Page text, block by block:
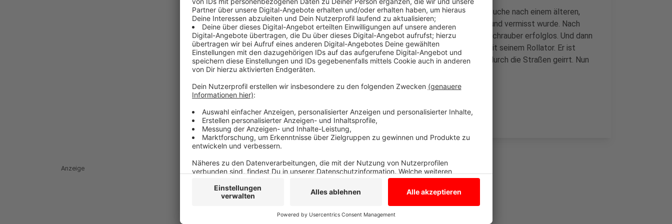
Die Polizei war mit dem Hubschrauber nach Mitternacht auf der Suche nach einem älteren,
dementen Mann, der aus einem Seniorenheim verschwunden war und vermisst wurde. Nach
einiger Zeit beendeten die Einsatzkräfte die Suche mit dem Hubschrauber erfolglos. Und dann
fanden sie ihn doch noch: Ein Polizei-Auto entdeckte den Mann mit seinem Rollator. Er ist
wohlauf und war offenbar seit dem Nachmittag mit seinem Rolli durch die Straßen geirrt. Nun
ist er wieder wohlbehalten zurück im Seniorenheim.
Anzeige